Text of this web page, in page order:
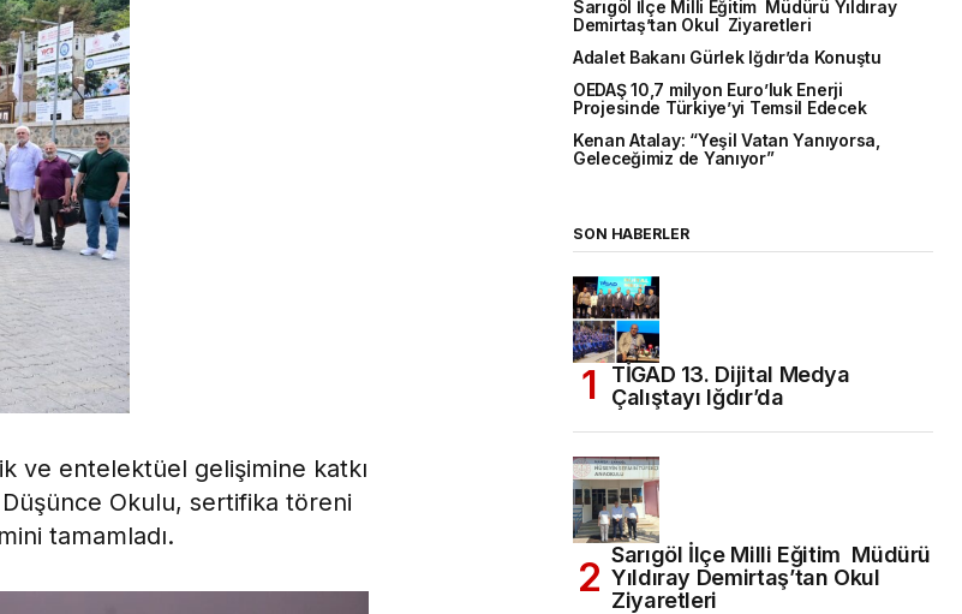
ve entelektüel gelişimine katkı
Okulu, sertifika töreni
tamamladı.
Sarıgöl İlçe Milli Eğitim Müdürü Yıldıray
Demirtaş’tan Okul Ziyaretleri
Adalet Bakanı Gürlek Iğdır’da Konuştu
OEDAŞ 10,7 milyon Euro’luk Enerji
Projesinde Türkiye’yi Temsil Edecek
Kenan Atalay: “Yeşil Vatan Yanıyorsa,
Geleceğimiz de Yanıyor”
SON HABERLER
TİGAD 13. Dijital Medya
Çalıştayı Iğdır’da
Sarıgöl İlçe Milli Eğitim Müdürü
Yıldıray Demirtaş’tan Okul
Ziyaretleri